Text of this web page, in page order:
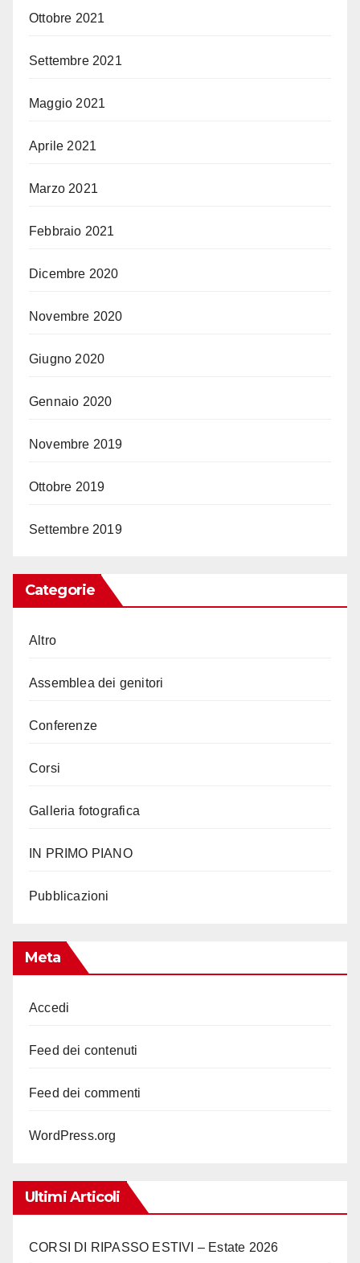
Ottobre 2021
Settembre 2021
Maggio 2021
Aprile 2021
Marzo 2021
Febbraio 2021
Dicembre 2020
Novembre 2020
Giugno 2020
Gennaio 2020
Novembre 2019
Ottobre 2019
Settembre 2019
Categorie
Altro
Assemblea dei genitori
Conferenze
Corsi
Galleria fotografica
IN PRIMO PIANO
Pubblicazioni
Meta
Accedi
Feed dei contenuti
Feed dei commenti
WordPress.org
Ultimi Articoli
CORSI DI RIPASSO ESTIVI – Estate 2026